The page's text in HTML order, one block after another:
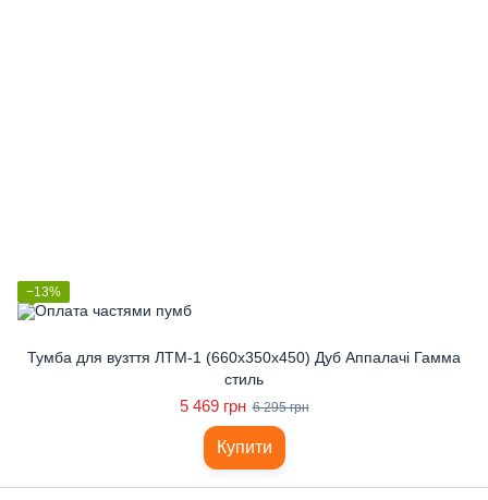
−13%
Тумба для вузття ЛТМ-1 (660x350x450) Дуб Аппалачі Гамма
стиль
5 469 грн 6 295 грн
Купити